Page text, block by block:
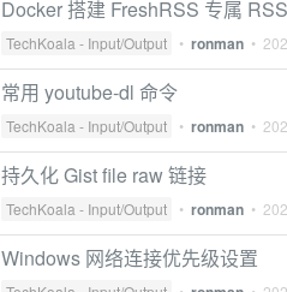
Docker 搭建 FreshRSS 专属
TechKoala - Input/Output • ronman •
常用 youtube-dl 命令
TechKoala - Input/Output • ronman •
持久化 Gist file raw 链接
TechKoala - Input/Output • ronman •
Windows 网络连接优先级设置